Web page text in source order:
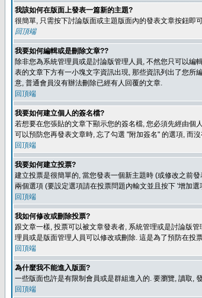
我該如何在版面上發表一篇新的主題?
很簡單, 只需按下討論版面或主題版面內的發表文章按鈕即
回頂端
我要如何編輯或是刪除文章??
除非您為系統管理員或是討論版管理人員, 不然您只可以編
表的文章下方有一小塊文字資訊出現, 那些資訊列出了您所
意, 普通會員沒有辦法刪除已經有人回覆的文章.
回頂端
我要如何建立個人的簽名檔?
若想要在您張貼的文章下顯示您的簽名檔, 您必須先經由個
可以預防您再發表文章時, 忘了勾選 "附加簽名" 的選項, 而
回頂端
我要如何建立投票?
建立投票是很簡單的, 當您發表一個新主題時 (或修改之前
兩個選項 (要設定選項請在投票問題內輸文並且按下 '增加
回頂端
我如何修改或刪除投票?
跟文章一樣, 投票可以被文章發表者, 系統管理或是討論版
理員或是版面管理人員可以修改或刪除. 這是為了預防在投
回頂端
為什麼我不能進入版面?
一些版面也許是有限制會員或是群組進入的. 要瀏覽, 讀取,
回頂端